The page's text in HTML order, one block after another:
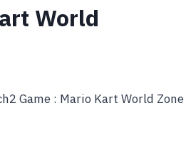
World
Game : Mario Kart World